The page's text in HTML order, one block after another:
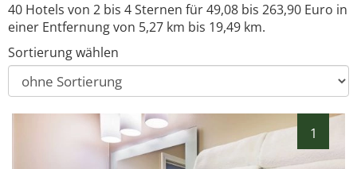
40 Hotels von 2 bis 4 Sternen für 49,08 bis 263,90 Euro in
einer Entfernung von 5,27 km bis 19,49 km.
Sortierung wählen
1